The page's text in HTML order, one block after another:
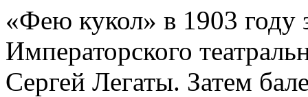
«Фею кукол» в 1903 году
Императорского
Сергей Легаты. Затем